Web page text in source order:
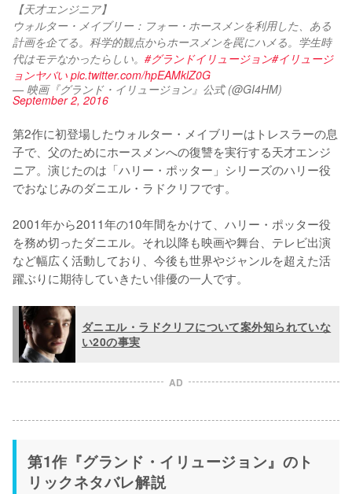
【天才エンジニア】
ウォルター・メイブリー：フォー・ホースメンを利用した、ある
計画を企てる。科学的観点からホースメンを罠にハメる。学生時
代はモテなかったらしい。 #グランドイリュージョン#イリュージ
ョンヤバい pic.twitter.com/hpEAMklZ0G
— 映画『グランド・イリュージョン』公式 (@GI4HM)
September 2, 2016
第2作に初登場したウォルター・メイブリーはトレスラーの息
子で、父のためにホースメンへの復讐を実行する天才エンジ
ニア。演じたのは「ハリー・ポッター」シリーズのハリー役
でおなじみのダニエル・ラドクリフです。
2001年から2011年の10年間をかけて、ハリー・ポッター役
を務め切ったダニエル。それ以降も映画や舞台、テレビ出演
など幅広く活動しており、今後も世界やジャンルを超えた活
躍ぶりに期待していきたい俳優の一人です。
ダニエル・ラドクリフについて案外知られていな
い20の事実
AD
第1作『グランド・イリュージョン』のト
リックネタバレ解説